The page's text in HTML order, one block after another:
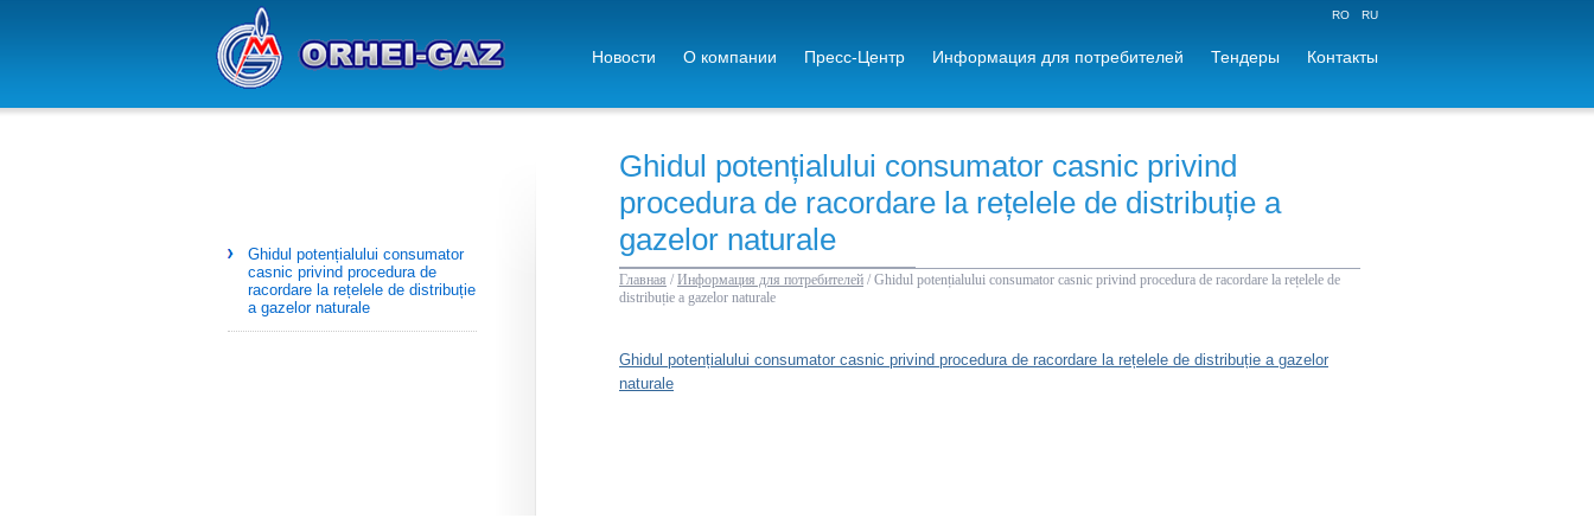
RO RU
Новости О компании Пресс-Центр Информация для потребителей Тендеры Контакты
Ghidul potențialului consumator
casnic privind procedura de
racordare la rețelele de distribuție
a gazelor naturale
Ghidul potențialului consumator casnic privind
procedura de racordare la rețelele de distribuție a
gazelor naturale
Главная / Информация для потребителей / Ghidul potențialului consumator casnic privind procedura de racordare la rețelele de
distribuție a gazelor naturale
Ghidul potențialului consumator casnic privind procedura de racordare la rețelele de distribuție a gazelor
naturale